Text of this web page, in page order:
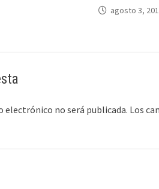
agosto 3,
electrónico no será publicada. Los